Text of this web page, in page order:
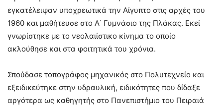
εγκατέλειψαν υποχρεωτικά την Αίγυπτο στις αρχές του
1960 και μαθήτευσε στο Α΄ Γυμνάσιο της Πλάκας. Εκεί
γνωρίστηκε με το νεολαιίστικο κίνημα το οποίο
ακλούθησε και στα φοιτητικά του χρόνια.
Σπούδασε τοπογράφος μηχανικός στο Πολυτεχνείο και
εξειδικεύτηκε στην υδραυλική, ειδικότητες που δίδαξε
αργότερα ως καθηγητής στο Πανεπιστήμιο του Πειραιά